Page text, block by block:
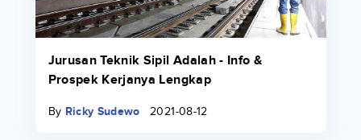
Jurusan Teknik Sipil Adalah - Info &
Prospek Kerjanya Lengkap
By Ricky Sudewo 2021-08-12